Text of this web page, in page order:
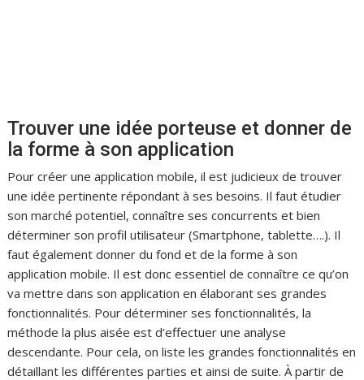
Trouver une idée porteuse et donner de
la forme à son application
Pour créer une application mobile, il est judicieux de trouver
une idée pertinente répondant à ses besoins. Il faut étudier
son marché potentiel, connaître ses concurrents et bien
déterminer son profil utilisateur (Smartphone, tablette….). Il
faut également donner du fond et de la forme à son
application mobile. Il est donc essentiel de connaître ce qu’on
va mettre dans son application en élaborant ses grandes
fonctionnalités. Pour déterminer ses fonctionnalités, la
méthode la plus aisée est d’effectuer une analyse
descendante. Pour cela, on liste les grandes fonctionnalités en
détaillant les différentes parties et ainsi de suite. À partir de